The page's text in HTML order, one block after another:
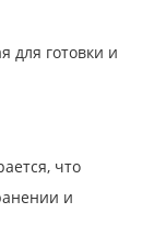
для готовки и
что
и